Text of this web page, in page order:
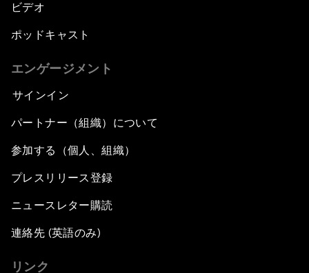
ビデオ
ポッドキャスト
エンゲージメント
サインイン
パートナー（組織）について
参加する（個人、組織）
プレスリリース登録
ニュースレター購読
連絡先 (英語のみ)
リンク